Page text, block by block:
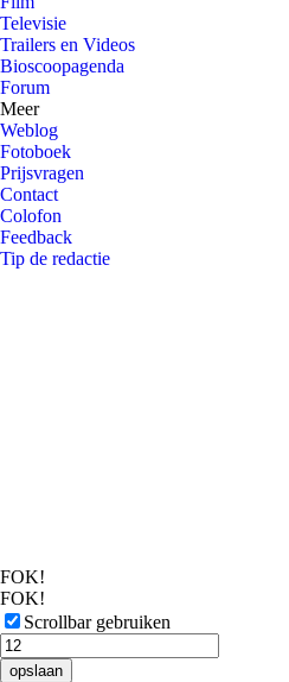
Televisie
Trailers en Videos
Bioscoopagenda
Forum
Meer
Weblog
Fotoboek
Prijsvragen
Contact
Colofon
Feedback
Tip de redactie
FOK!
FOK!
Scrollbar gebruiken
opslaan